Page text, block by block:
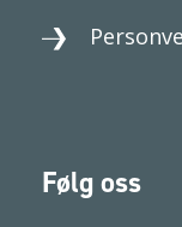
Følg oss